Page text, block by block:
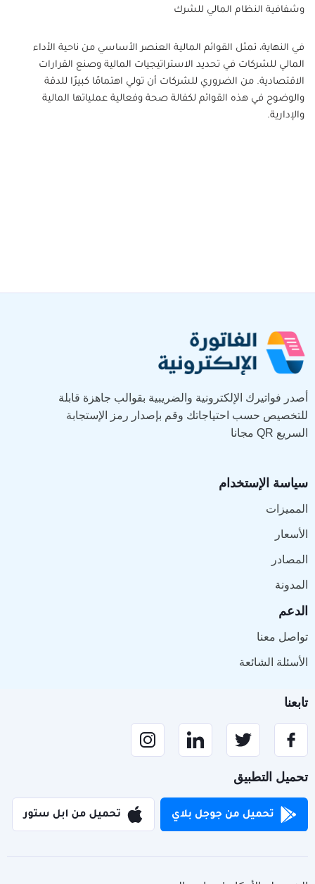
وشفافية النظام المالي للشرك
في النهاية، تمثل القوائم المالية العنصر الأساسي من ناحية الأداء
المالي للشركات في تحديد الاستراتيجيات المالية وصنع القرارات
الاقتصادية. من الضروري للشركات أن تولي اهتمامًا كبيرًا للدقة
والوضوح في هذه القوائم لكفالة صحة وفعالية عملياتها المالية
والإدارية.
أصدر فواتيرك الإلكترونية والضريبية بقوالب جاهزة قابلة
للتخصيص حسب احتياجاتك وقم بإصدار رمز الإستجابة
السريع QR مجانا
سياسة الإستخدام
المميزات
الأسعار
المصادر
المدونة
الدعم
تواصل معنا
الأسئلة الشائعة
تابعنا
تحميل التطبيق